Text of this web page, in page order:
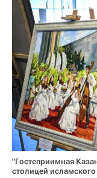
"Гостеприимная
столицей